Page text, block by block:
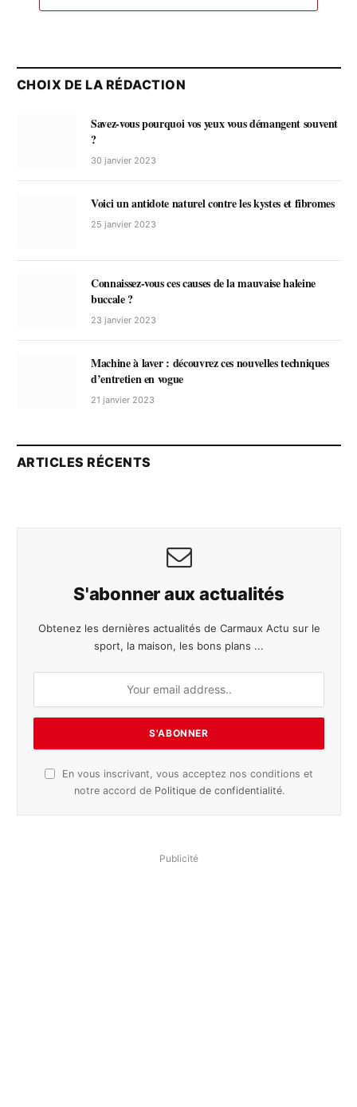
CHOIX DE LA RÉDACTION
Savez-vous pourquoi vos yeux vous démangent souvent
?
30 janvier 2023
Voici un antidote naturel contre les kystes et fibromes
25 janvier 2023
Connaissez-vous ces causes de la mauvaise haleine
buccale ?
23 janvier 2023
Machine à laver : découvrez ces nouvelles techniques
d’entretien en vogue
21 janvier 2023
ARTICLES RÉCENTS
S'abonner aux actualités
Obtenez les dernières actualités de Carmaux Actu sur le
sport, la maison, les bons plans ...
En vous inscrivant, vous acceptez nos conditions et
notre accord de Politique de confidentialité.
Publicité